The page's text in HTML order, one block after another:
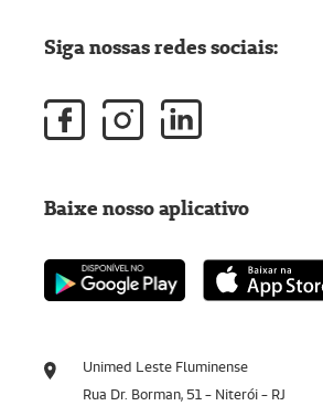
Unimed Leste Fluminense
Rua Dr. Borman, 51 - Niterói - RJ
Siga nossas redes sociais:
Baixe nosso aplicativo